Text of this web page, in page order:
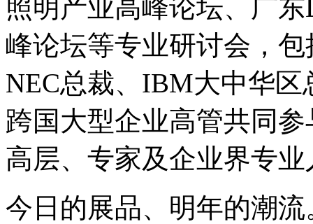
照明产业高峰论坛、广
峰论坛等专业研讨会，
NEC总裁、IBM大中华
跨国大型企业高管共同
高层、专家及企业界专
今日的展品、明年的潮